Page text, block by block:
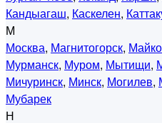
Кандыагаш, Каскелен,
М
Москва, Магнитогорск,
Мурманск, Муром, Мытищи,
Мичуринск, Минск, Могилев,
Мубарек
Н